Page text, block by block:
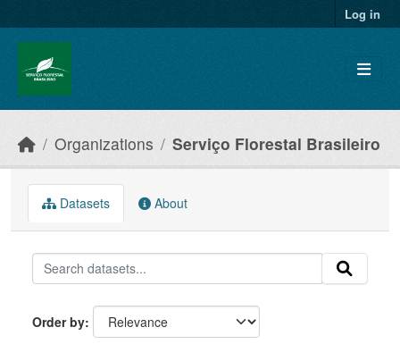
Log in
Organizations Serviço Florestal Brasileiro
Datasets About
Order by